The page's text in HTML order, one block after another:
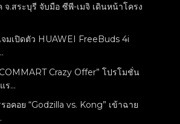
จ.สระบุรี จับมือ ซีพี-เมจิ เดินหน้าโครง
จมเปิดตัว HUAWEI FreeBuds 4i
Crazy Offer” โปรโมชั่น
ร...
อคอย “Godzilla vs. Kong” เข้าฉาย